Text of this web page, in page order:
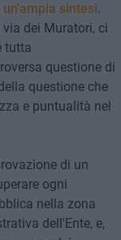
sintesi.
dei Muratori, ci
tutta
questione di
questione che
e puntualità nel
di un
ogni
nella zona
dell'Ente, e,